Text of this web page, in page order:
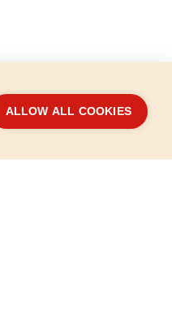
ALLOW ALL COOKIES